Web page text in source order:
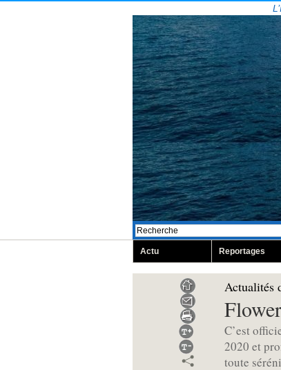
Actu Reportages
Actualités
C’est
2020 et
toute